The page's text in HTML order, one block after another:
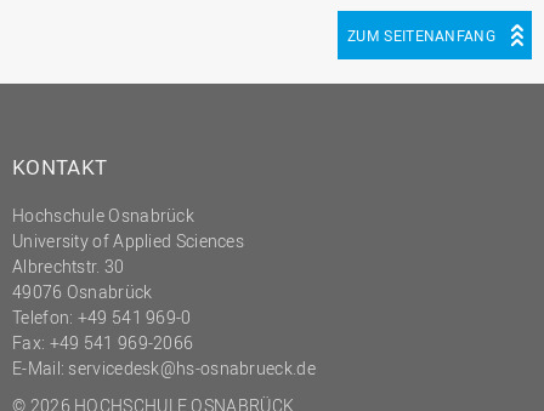
Personalrat
Präsidialbüro
Professional School
Projekte des Präsidiums
Projektmanagement Office
(PMO)
Prozessmanagement
ZUM SEITENANFANG
KONTAKT
Hochschule Osnabrück
University of Applied Sciences
Albrechtstr. 30
49076 Osnabrück
Telefon: +49 541 969-0
Fax: +49 541 969-2066
E-Mail: servicedesk@hs-osnabrueck.de
© 2026 HOCHSCHULE OSNABRÜCK